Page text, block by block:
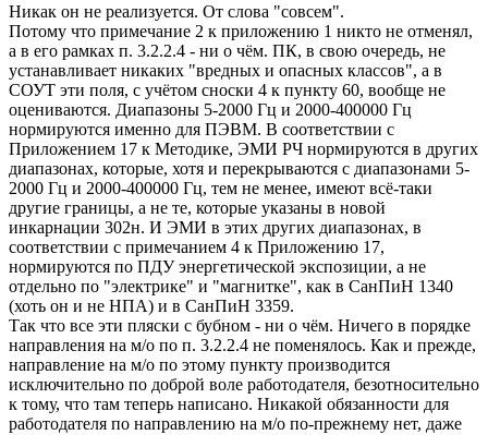
Никак он не реализуется. От слова "совсем".
Потому что примечание 2 к приложению 1 никто не отменял,
а в его рамках п. 3.2.2.4 - ни о чём. ПК, в свою очередь, не
устанавливает никаких "вредных и опасных классов", а в
СОУТ эти поля, с учётом сноски 4 к пункту 60, вообще не
оцениваются. Диапазоны 5-2000 Гц и 2000-400000 Гц
нормируются именно для ПЭВМ. В соответствии с
Приложением 17 к Методике, ЭМИ РЧ нормируются в других
диапазонах, которые, хотя и перекрываются с диапазонами 5-
2000 Гц и 2000-400000 Гц, тем не менее, имеют всё-таки
другие границы, а не те, которые указаны в новой
инкарнации 302н. И ЭМИ в этих других диапазонах, в
соответствии с примечанием 4 к Приложению 17,
нормируются по ПДУ энергетической экспозиции, а не
отдельно по "электрике" и "магнитке", как в СанПиН 1340
(хоть он и не НПА) и в СанПиН 3359.
Так что все эти пляски с бубном - ни о чём. Ничего в порядке
направления на м/о по п. 3.2.2.4 не поменялось. Как и прежде,
направление на м/о по этому пункту производится
исключительно по доброй воле работодателя, безотносительно
к тому, что там теперь написано. Никакой обязанности для
работодателя по направлению на м/о по-прежнему нет, даже